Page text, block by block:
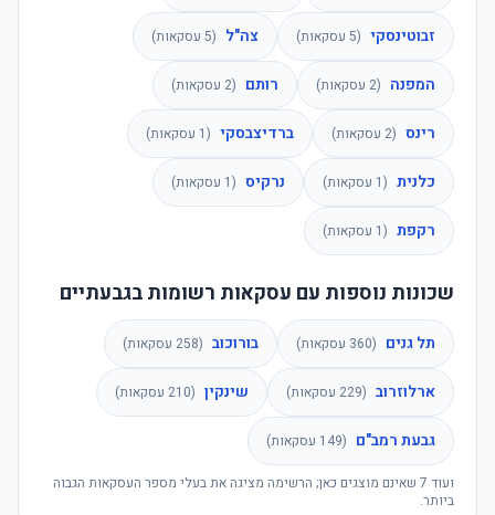
זבוטינסקי (
5 עסקאות) צה"ל (
5 עסקאות)
המפנה (
2 עסקאות) רותם (
2 עסקאות)
רינס (
2 עסקאות) ברדיצבסקי (
1 עסקאות)
כלנית (
1 עסקאות) נרקיס (
1 עסקאות)
רקפת (
1 עסקאות)
שכונות נוספות עם עסקאות רשומות בגבעתיים
תל גנים (
360 עסקאות) בורוכוב (
258 עסקאות)
ארלוזרוב (
229 עסקאות) שינקין (
210 עסקאות)
גבעת רמב"ם (
149 עסקאות)
ועוד 7 שאינם מוצגים כאן; הרשימה מציגה את בעלי מספר העסקאות הגבוה
ביותר.